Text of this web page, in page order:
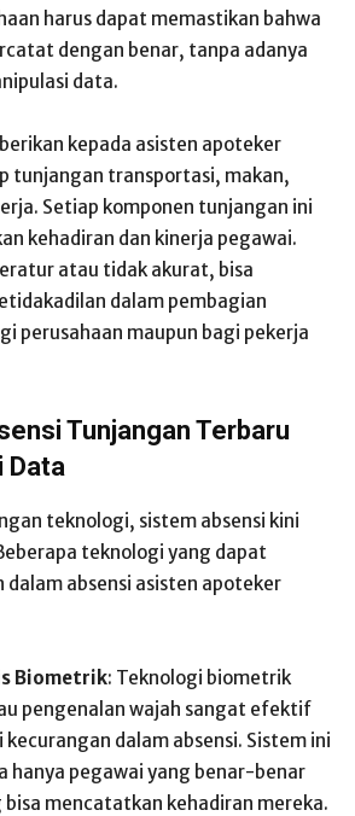
harus dapat memastikan bahwa
dengan benar, tanpa adanya
data.
kepada asisten apoteker
tunjangan transportasi, makan,
Setiap komponen tunjangan ini
kehadiran dan kinerja pegawai.
atau tidak akurat, bisa
dalam pembagian
perusahaan maupun bagi pekerja
Tunjangan Terbaru
Data
teknologi, sistem absensi kini
teknologi yang dapat
absensi asisten apoteker
Biometrik: Teknologi biometrik
pengenalan wajah sangat efektif
dalam absensi. Sistem ini
hanya pegawai yang benar-benar
bisa mencatatkan kehadiran mereka.